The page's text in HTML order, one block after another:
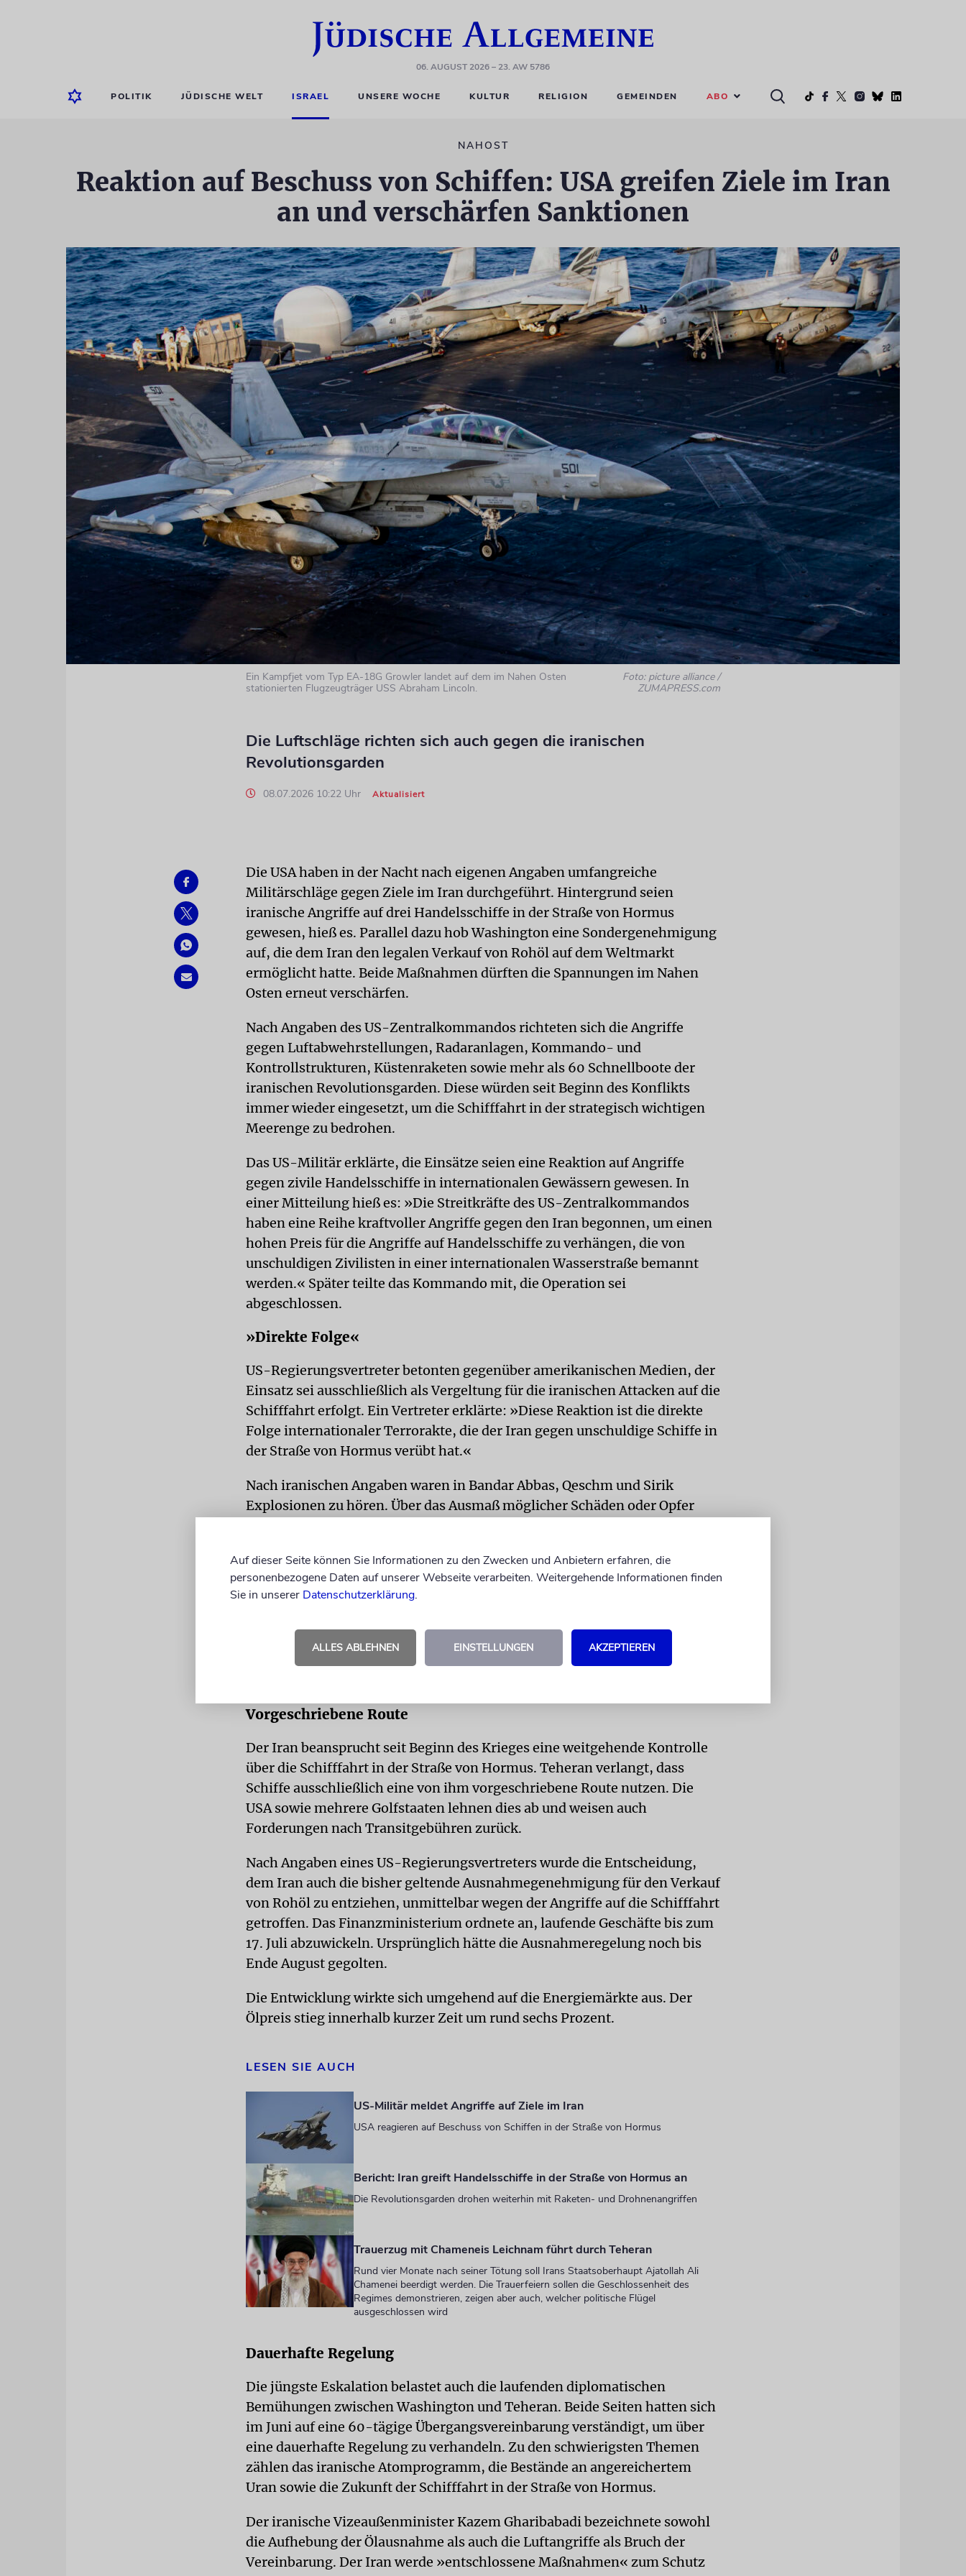
06. AUGUST 2026– 23. AW 5786
POLITIK JÜDISCHE WELT ISRAEL UNSERE WOCHE KULTUR RELIGION GEMEINDEN ABO
NAHOST
Reaktion auf Beschuss von Schiffen: USA greifen Ziele im Iran
an und verschärfen Sanktionen
Ein Kampfjet vom Typ EA-18G Growler landet auf dem im Nahen Osten
stationierten Flugzeugträger USS Abraham Lincoln.
Foto: picture alliance /
ZUMAPRESS.com
Die Luftschläge richten sich auch gegen die iranischen
Revolutionsgarden
08.07.2026 10:22 Uhr Aktualisiert
Die USA haben in der Nacht nach eigenen Angaben umfangreiche
Militärschläge gegen Ziele im Iran durchgeführt. Hintergrund seien
iranische Angriffe auf drei Handelsschiffe in der Straße von Hormus
gewesen, hieß es. Parallel dazu hob Washington eine Sondergenehmigung
auf, die dem Iran den legalen Verkauf von Rohöl auf dem Weltmarkt
ermöglicht hatte. Beide Maßnahmen dürften die Spannungen im Nahen
Osten erneut verschärfen.
Nach Angaben des US-Zentralkommandos richteten sich die Angriffe
gegen Luftabwehrstellungen, Radaranlagen, Kommando- und
Kontrollstrukturen, Küstenraketen sowie mehr als 60 Schnellboote der
iranischen Revolutionsgarden. Diese würden seit Beginn des Konflikts
immer wieder eingesetzt, um die Schifffahrt in der strategisch wichtigen
Meerenge zu bedrohen.
Das US-Militär erklärte, die Einsätze seien eine Reaktion auf Angriffe
gegen zivile Handelsschiffe in internationalen Gewässern gewesen. In
einer Mitteilung hieß es: »Die Streitkräfte des US-Zentralkommandos
haben eine Reihe kraftvoller Angriffe gegen den Iran begonnen, um einen
hohen Preis für die Angriffe auf Handelsschiffe zu verhängen, die von
unschuldigen Zivilisten in einer internationalen Wasserstraße bemannt
werden.« Später teilte das Kommando mit, die Operation sei
abgeschlossen.
»Direkte Folge«
US-Regierungsvertreter betonten gegenüber amerikanischen Medien, der
Einsatz sei ausschließlich als Vergeltung für die iranischen Attacken auf die
Schifffahrt erfolgt. Ein Vertreter erklärte: »Diese Reaktion ist die direkte
Folge internationaler Terrorakte, die der Iran gegen unschuldige Schiffe in
der Straße von Hormus verübt hat.«
Nach iranischen Angaben waren in Bandar Abbas, Qeschm und Sirik
Explosionen zu hören. Über das Ausmaß möglicher Schäden oder Opfer
und erklärte, man werde »unter keinen Umständen« zulassen, dass andere
Staaten die Kontrolle über die Straße von Hormus übernähmen.
Angaben britischer Behörden geriet ein Tanker vor der Küste Omans nach
einem Treffer in Brand. Zwei weitere Schiffe wurden beschädigt, konnten
Vorgeschriebene Route
Der Iran beansprucht seit Beginn des Krieges eine weitgehende Kontrolle
über die Schifffahrt in der Straße von Hormus. Teheran verlangt, dass
Schiffe ausschließlich eine von ihm vorgeschriebene Route nutzen. Die
USA sowie mehrere Golfstaaten lehnen dies ab und weisen auch
Forderungen nach Transitgebühren zurück.
Nach Angaben eines US-Regierungsvertreters wurde die Entscheidung,
dem Iran auch die bisher geltende Ausnahmegenehmigung für den Verkauf
von Rohöl zu entziehen, unmittelbar wegen der Angriffe auf die Schifffahrt
getroffen. Das Finanzministerium ordnete an, laufende Geschäfte bis zum
17. Juli abzuwickeln. Ursprünglich hätte die Ausnahmeregelung noch bis
Ende August gegolten.
Die Entwicklung wirkte sich umgehend auf die Energiemärkte aus. Der
Ölpreis stieg innerhalb kurzer Zeit um rund sechs Prozent.
LESEN SIE AUCH
US-Militär meldet Angriffe auf Ziele im Iran
USA reagieren auf Beschuss von Schiffen in der Straße von Hormus
Bericht: Iran greift Handelsschiffe in der Straße von Hormus an
Die Revolutionsgarden drohen weiterhin mit Raketen- und Drohnenangriffen
Trauerzug mit Chameneis Leichnam führt durch Teheran
Rund vier Monate nach seiner Tötung soll Irans Staatsoberhaupt Ajatollah Ali
Chamenei beerdigt werden. Die Trauerfeiern sollen die Geschlossenheit des
Regimes demonstrieren, zeigen aber auch, welcher politische Flügel
ausgeschlossen wird
Dauerhafte Regelung
Die jüngste Eskalation belastet auch die laufenden diplomatischen
Bemühungen zwischen Washington und Teheran. Beide Seiten hatten sich
im Juni auf eine 60-tägige Übergangsvereinbarung verständigt, um über
eine dauerhafte Regelung zu verhandeln. Zu den schwierigsten Themen
zählen das iranische Atomprogramm, die Bestände an angereichertem
Uran sowie die Zukunft der Schifffahrt in der Straße von Hormus.
Der iranische Vizeaußenminister Kazem Gharibabadi bezeichnete sowohl
die Aufhebung der Ölausnahme als auch die Luftangriffe als Bruch der
Vereinbarung. Der Iran werde »entschlossene Maßnahmen« zum Schutz
Auf dieser Seite können Sie Informationen zu den Zwecken und Anbietern erfahren, die
personenbezogene Daten auf unserer Webseite verarbeiten. Weitergehende Informationen finden
Sie in unserer Datenschutzerklärung.
ALLES ABLEHNEN EINSTELLUNGEN AKZEPTIEREN